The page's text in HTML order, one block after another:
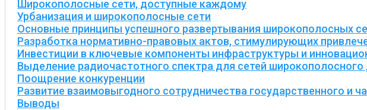
Широкополосные сети, доступные каждому
Урбанизация и широкополосные сети
Основные принципы успешного развертывания широкополосных
Разработка нормативно-правовых актов, стимулирующих
Инвестиции в ключевые компоненты инфраструктуры и
Выделение радиочастотного спектра для сетей широкополосного
Поощрение конкуренции
Развитие взаимовыгодного сотрудничества государственного и
Выводы